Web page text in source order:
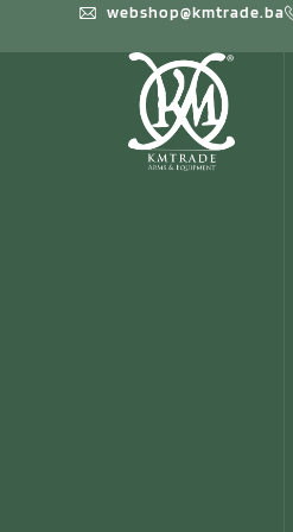
webshop@kmtrade.ba